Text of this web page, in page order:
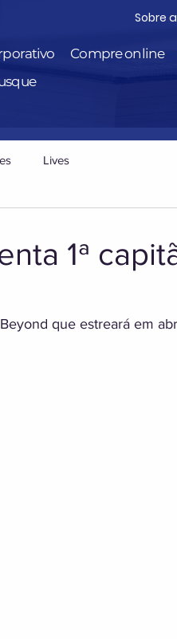
Sobre
Compre online
Lives
1ª
que estreará em